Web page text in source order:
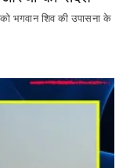
भगवान शिव की उपासना के